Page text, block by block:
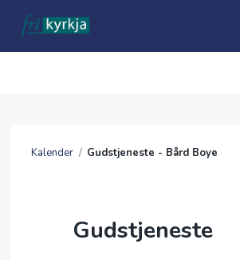
KALENDER
MISJON
Kalender / Gudstjeneste - Bård Boye
Gudstjeneste